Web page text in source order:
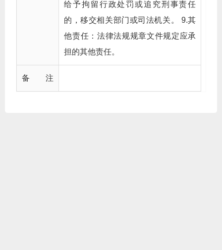
给予拘留行政处罚或追究刑事责任
的，移交相关部门或司法机关。 9.其
他责任：法律法规规章文件规定应承
担的其他责任。
备 注